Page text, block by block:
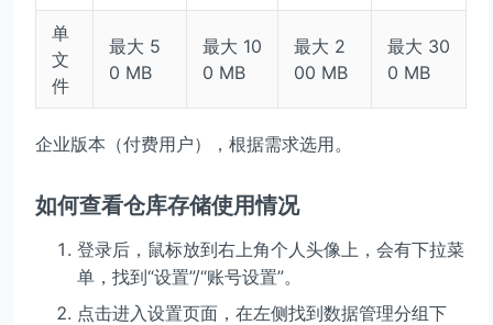
单
文
件
最大 5
0 MB
最大 10
0 MB
最大 2
00 MB
最大 30
0 MB
企业版本（付费用户），根据需求选用。
如何查看仓库存储使用情况
登录后，鼠标放到右上角个人头像上，会有下拉菜
单，找到“设置”/“账号设置”。
点击进入设置页面，在左侧找到数据管理分组下